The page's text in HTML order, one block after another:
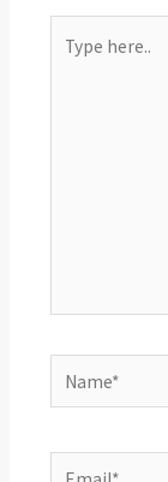
here..
Name*
Email*